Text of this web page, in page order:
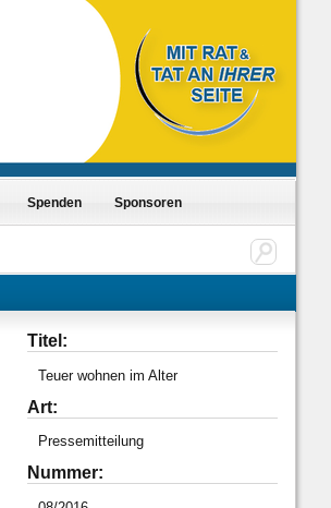
Spenden Sponsoren
Titel:
Teuer wohnen im Alter
Art:
Pressemitteilung
Nummer: